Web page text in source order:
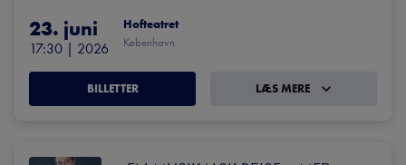
23. juni
17:30 | 2026
Hofteatret
København
BILLETTER LÆS MERE